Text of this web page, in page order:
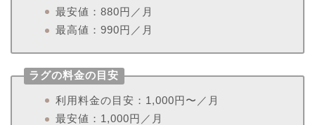
最安値：880円／月
最高値：990円／月
ラグの料金の目安
利用料金の目安：1,000円〜／月
最安値：1,000円／月